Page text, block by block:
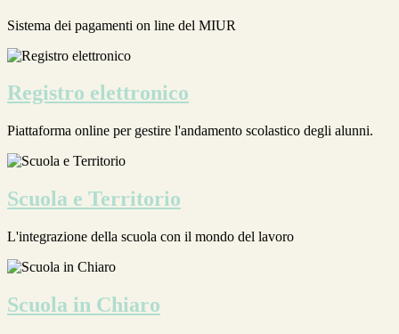
Sistema dei pagamenti on line del MIUR
Registro elettronico
Piattaforma online per gestire l'andamento scolastico degli alunni.
Scuola e Territorio
L'integrazione della scuola con il mondo del lavoro
Scuola in Chiaro